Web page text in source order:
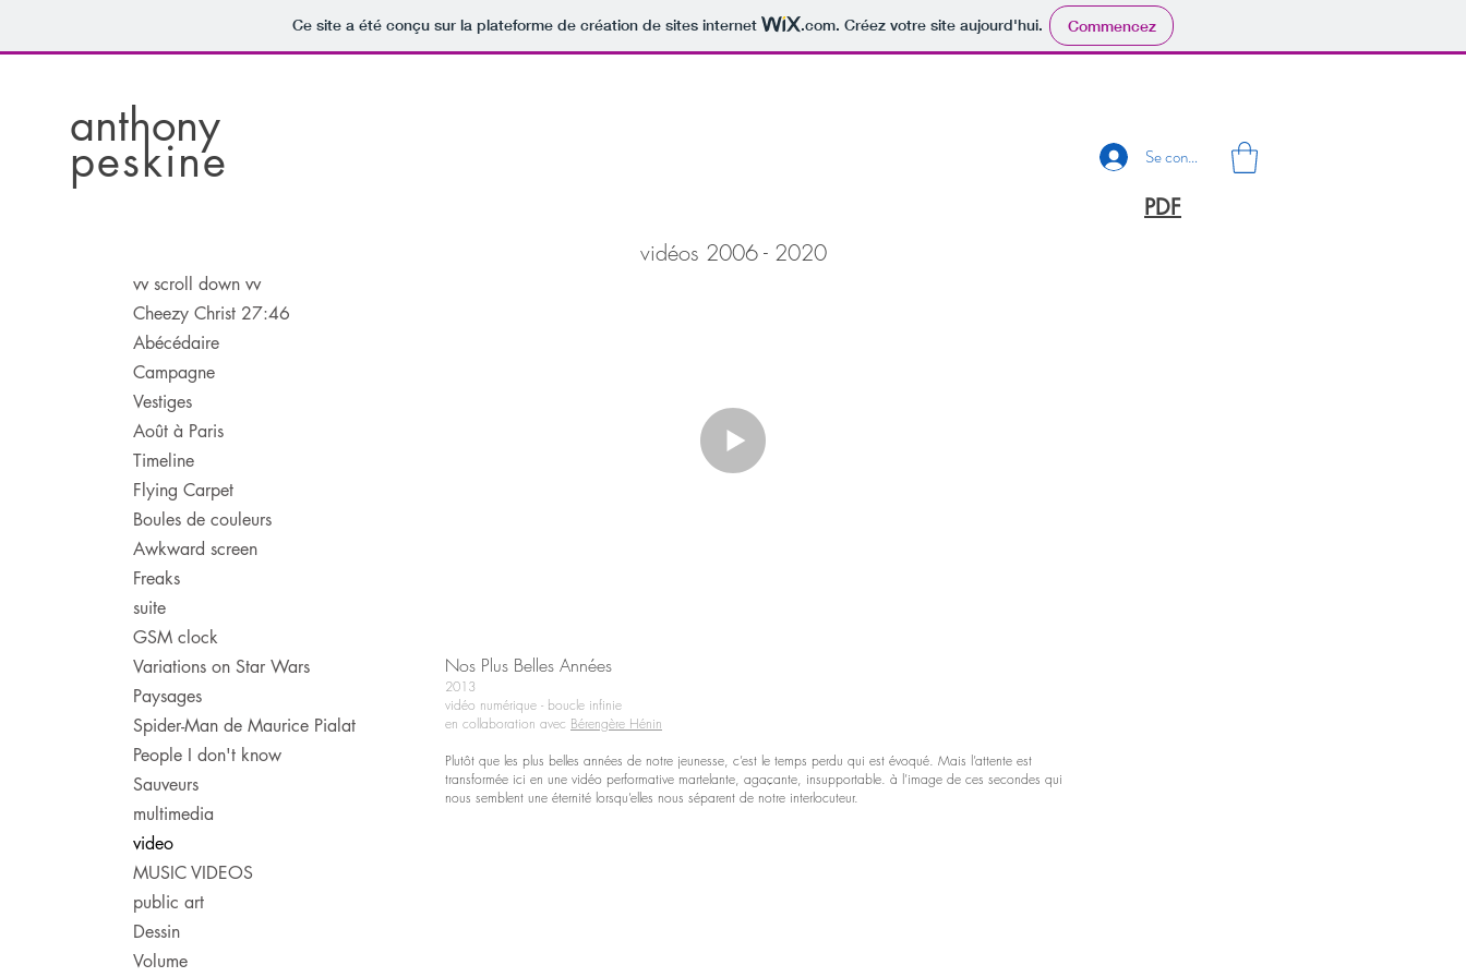
Ce site a été conçu sur la plateforme de création de sites internet .com. Créez votre site aujourd'hui. Commencez
anthony
peskine Se connecter
PDF
vidéos 2006 - 2020
Nos Plus Belles Années
2013
vidéo numérique - boucle infinie
en collaboration avec Bérengère Hénin
Plutôt que les plus belles années de notre jeunesse, c’est le temps perdu qui est évoqué. Mais l’attente est
transformée ici en une vidéo performative martelante, agaçante, insupportable. à l’image de ces secondes qui
nous semblent une éternité lorsqu’elles nous séparent de notre interlocuteur.
vv scroll down vv
Cheezy Christ 27:46
Abécédaire
Campagne
Vestiges
Août à Paris
Timeline
Flying Carpet
Boules de couleurs
Awkward screen
Freaks
suite
GSM clock
Variations on Star Wars
Paysages
Spider-Man de Maurice Pialat
People I don't know
Sauveurs
multimedia
video
MUSIC VIDEOS
public art
Dessin
Volume